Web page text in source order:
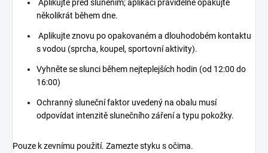
Aplikujte před sluněním; aplikaci pravidelně opakujte
několikrát během dne.
Aplikujte znovu po opakovaném a dlouhodobém kontaktu
s vodou (sprcha, koupel, sportovní aktivity).
Vyhněte se slunci během nejteplejších hodin (od 12:00 do
16:00)
Ochranný sluneční faktor uvedený na obalu musí
odpovídat intenzitě slunečního záření a typu pokožky.
Pouze k zevnímu použití. Zamezte styku s očima.